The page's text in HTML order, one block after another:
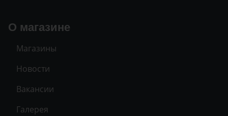
О магазине
Магазины
Новости
Вакансии
Галерея